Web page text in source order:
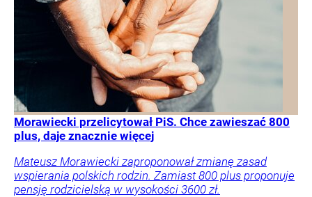
Morawiecki przelicytował PiS. Chce zawieszać 800
plus, daje znacznie więcej
Mateusz Morawiecki zaproponował zmianę zasad
wspierania polskich rodzin. Zamiast 800 plus proponuje
pensję rodzicielską w wysokości 3600 zł.